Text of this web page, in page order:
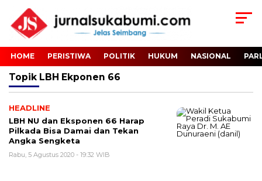
HOME PERISTIWA POLITIK HUKUM NASIONAL
Topik LBH Ekponen 66
HEADLINE
LBH NU dan Eksponen 66 Harap
Pilkada Bisa Damai dan Tekan
Angka Sengketa
Rabu, 5 Agustus 2020 - 19:32 WIB